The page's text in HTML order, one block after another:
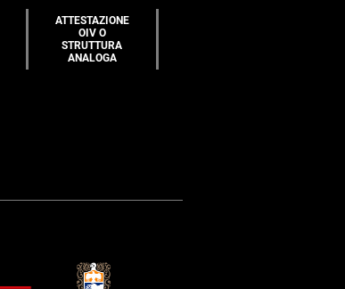
ATTESTAZIONE
OIV O
STRUTTURA
ANALOGA